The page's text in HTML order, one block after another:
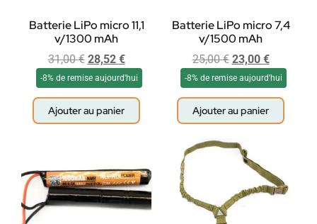
Batterie LiPo micro 11,1
v/1300 mAh
31,00€ 28,52 €
-8% de remise aujourd'hui
Ajouter au panier
Batterie LiPo micro 7,4
v/1500 mAh
25,00€ 23,00 €
-8% de remise aujourd'hui
Ajouter au panier